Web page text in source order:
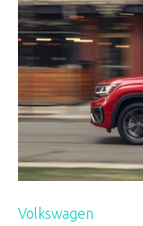
Volkswagen